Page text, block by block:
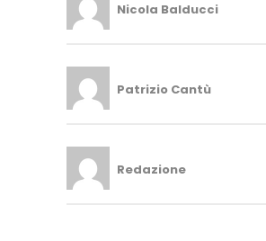
Nicola Balducci
Patrizio Cantù
Redazione